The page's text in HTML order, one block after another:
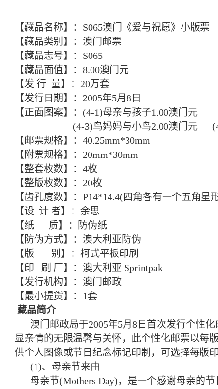
【藏品名称】：S065澳门《爱与祝愿》小版票
【藏品类别】：澳门邮票
【藏品志号】：S065
【藏品面值】：8.00澳门元
【发 行 量】：20万套
【发行日期】：2005年5月8日
【正面图案】：(4-1)母亲与孩子1.00澳门
(4-3)鸟妈妈与小鸟2.00澳门元 (4-4)
【邮票规格】：40.25mm*30mm
【附票规格】：20mm*30mm
【整套枚数】：4枚
【整版枚数】：20枚
【齿孔度数】：P14*14.4(四角各有一个五角星
【设 计 者】：余思
【纸 质】：防伪纸
【防伪方式】：澳大利亚防伪
【版 别】：柯式平板印刷
【印 刷 厂】：澳大利亚 Sprintpak
【发行机构】：澳门邮政
【最小提货】：1套
藏品简介
澳门邮政局于2005年5月8日首次发行个性
显亲情的无限温馨与关怀，此个性化邮票以每
供个人图像或节日纪念标记印制，可选择每版
(1)、母亲节来由
母亲节(Mothers Day)，是一个感谢母亲的